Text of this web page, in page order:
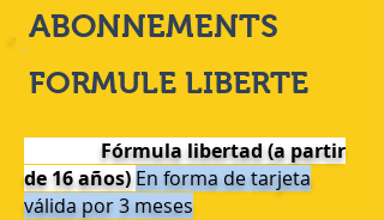
ABONNEMENTS
FORMULE LIBERTE
Fórmula libertad (a partir
de 16 años)En forma de tarjeta
válida por 3 meses